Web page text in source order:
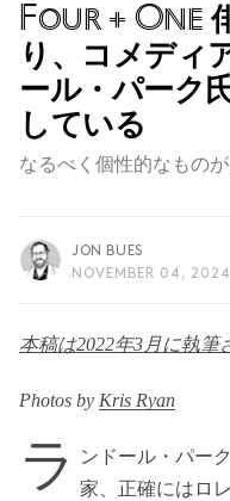
Four + One
り、コメディ
ール・パーク
している
なるべく個性的なものが
JON BUES
NOVEMBER 04, 2024
本稿は2022年3月に執筆
Photos by Kris Ryan
ラ
ンドール・パー
家、正確にはロ